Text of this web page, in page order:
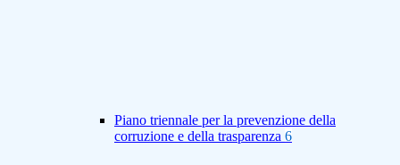
Piano triennale per la prevenzione della
corruzione e della trasparenza 6